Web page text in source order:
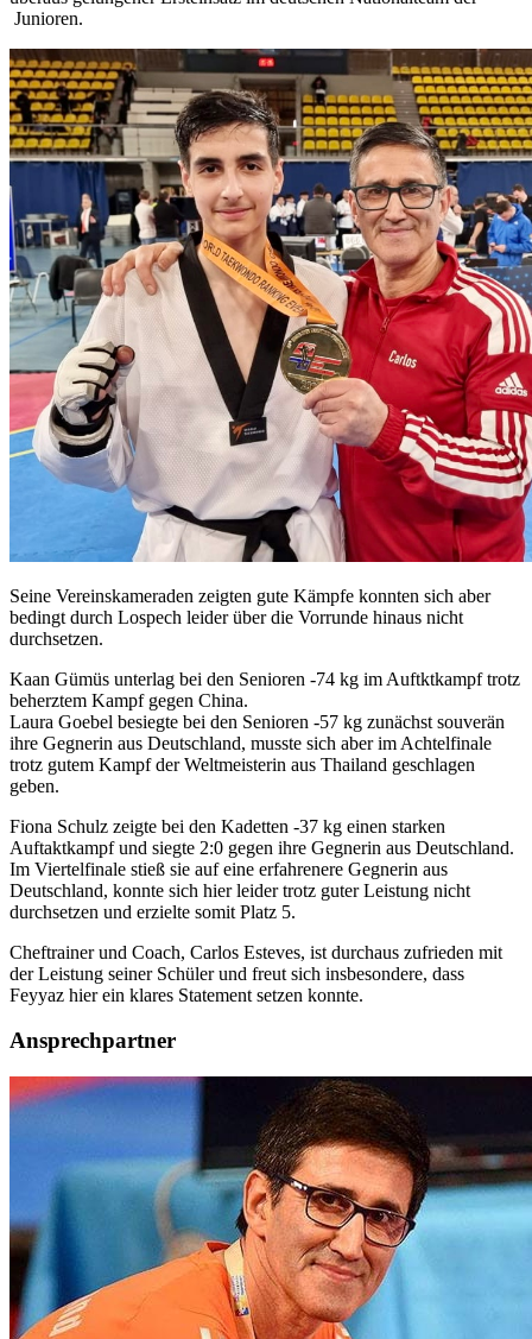
Junioren.
Seine Vereinskameraden zeigten gute Kämpfe konnten sich aber
bedingt durch Lospech leider über die Vorrunde hinaus nicht
durchsetzen.
Kaan Gümüs unterlag bei den Senioren -74 kg im Auftktkampf trotz
beherztem Kampf gegen China.
Laura Goebel besiegte bei den Senioren -57 kg zunächst souverän
ihre Gegnerin aus Deutschland, musste sich aber im Achtelfinale
trotz gutem Kampf der Weltmeisterin aus Thailand geschlagen
geben.
Fiona Schulz zeigte bei den Kadetten -37 kg einen starken
Auftaktkampf und siegte 2:0 gegen ihre Gegnerin aus Deutschland.
Im Viertelfinale stieß sie auf eine erfahrenere Gegnerin aus
Deutschland, konnte sich hier leider trotz guter Leistung nicht
durchsetzen und erzielte somit Platz 5.
Cheftrainer und Coach, Carlos Esteves, ist durchaus zufrieden mit
der Leistung seiner Schüler und freut sich insbesondere, dass
Feyyaz hier ein klares Statement setzen konnte.
Ansprechpartner